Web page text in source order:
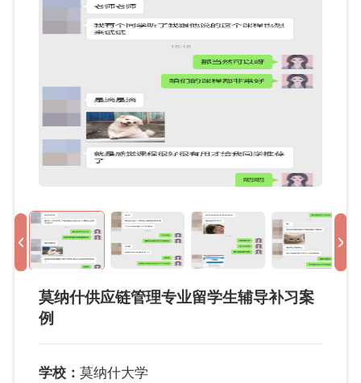
莫纳什供应链管理专业留学生辅导补习案
例
学校： 莫纳什大学